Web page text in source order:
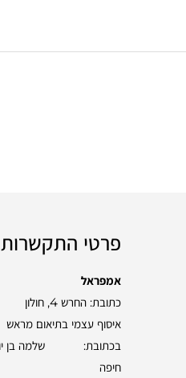
פרטי התקשרות
אמפראל
כתובת: החרש 4, חולון
איסוף עצמי בתיאום מראש
חיפה